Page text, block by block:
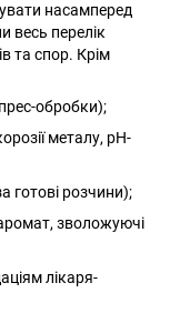
насамперед
весь перелік
та спор. Крім
обробки);
металу, рН-
готові розчини);
зволожуючі
лікаря-